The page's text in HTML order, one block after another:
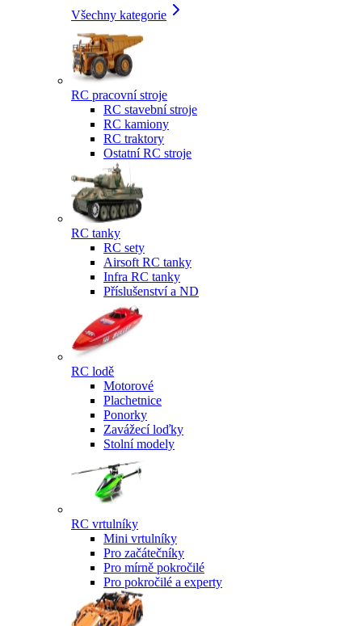
Všechny kategorie
RC pracovní stroje
RC stavební stroje
RC kamiony
RC traktory
Ostatní RC stroje
RC tanky
RC sety
Airsoft RC tanky
Infra RC tanky
Příslušenství a ND
RC lodě
Motorové
Plachetnice
Ponorky
Zavážecí loďky
Stolní modely
RC vrtulníky
Mini vrtulníky
Pro začátečníky
Pro mírně pokročilé
Pro pokročilé a experty